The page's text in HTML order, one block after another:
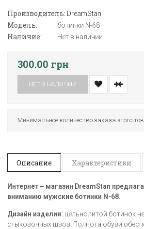
Производитель: DreamStan
Модель: ботинки N-68
Наличие: Нет в наличии
300.00 грн
НЕТ В НАЛИЧИИ
Минимальное количество заказа этого
Описание Характеристики
Интернет – магазин DreamStan
вниманию мужские ботинки N-68.
Дизайн изделия: цельнолитой ботинок
стыковочных швов. Полнота обуви